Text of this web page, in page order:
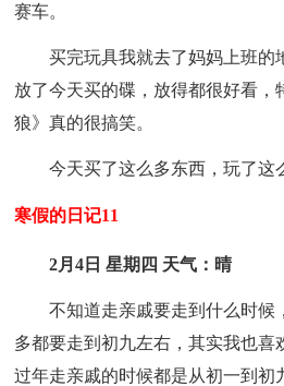
赛车。
买完玩具我就去了妈妈上班的
放了今天买的碟，放得都很好看，
狼》真的很搞笑。
今天买了这么多东西，玩了这
寒假的日记11
2月4日 星期四 天气：晴
不知道走亲戚要走到什么时候
多都要走到初九左右，其实我也喜
过年走亲戚的时候都是从初一到初